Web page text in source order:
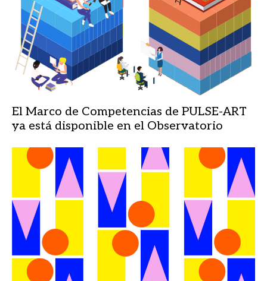
El Marco de Competencias de PULSE-ART
ya está disponible en el Observatorio